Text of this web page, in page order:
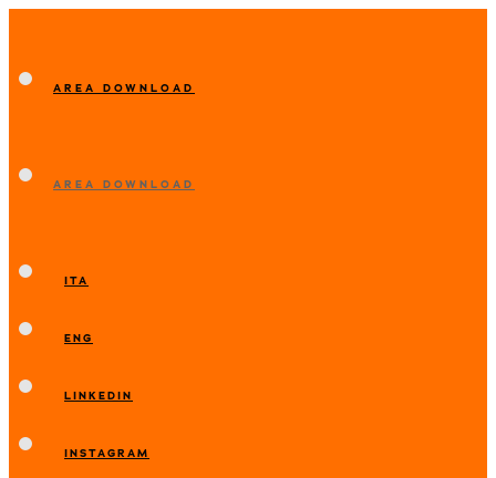
AREA DOWNLOAD
AREA DOWNLOAD
ITA
ENG
LINKEDIN
INSTAGRAM